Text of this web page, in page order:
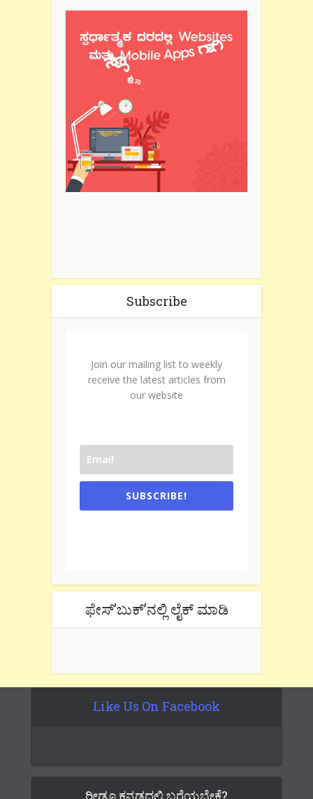
Subscribe
Join our mailing list to weekly
receive the latest articles from
our website
SUBSCRIBE!
ಫೇಸ್’ಬುಕ್’ನಲ್ಲಿ ಲೈಕ್ ಮಾಡಿ
Like Us On Facebook
ರೀಡೂ ಕನ್ನಡದಲ್ಲಿ ಬರೆಯಬೇಕೆ?